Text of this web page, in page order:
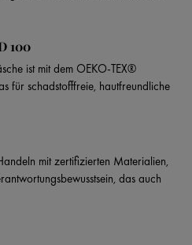
100
ist mit dem OEKO-TEX®
für schadstofffreie, hautfreundliche
mit zertifizierten Materialien,
das auch